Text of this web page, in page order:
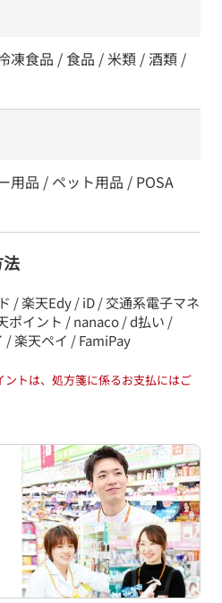
凍食品 / 食品 / 米類 / 酒類 /
用品 / ペット用品 / POSA
/ 楽天Edy / iD / 交通系電子マネ
ポイント / nanaco / d払い /
/ 楽天ペイ / FamiPay
ントは、処方箋に係るお支払にはご